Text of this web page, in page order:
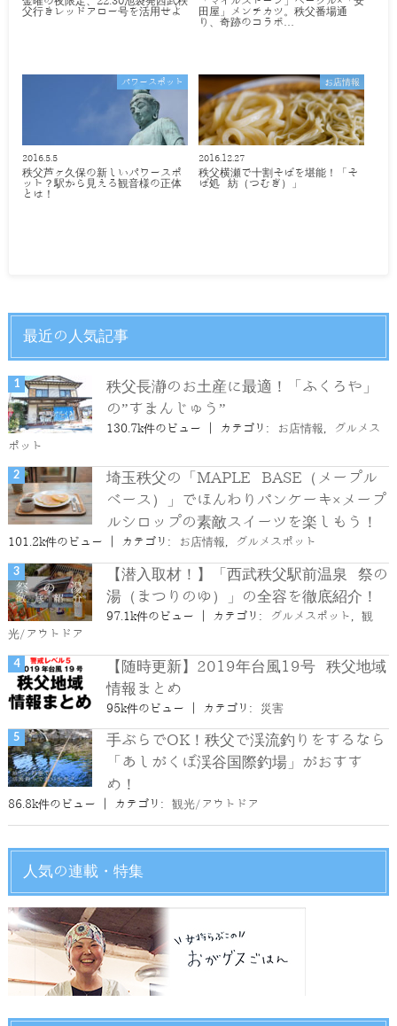
父行きレッドアロー号を活用せよ
田屋」メンチカツ。秩父番場通
り、奇跡のコラボ…
パワースポット
2016.5.5
秩父芦ヶ久保の新しいパワースポ
ット？駅から見える観音様の正体
とは！
お店情報
2016.12.27
秩父横瀬で十割そばを堪能！「そ
ば処 紡（つむぎ）」
最近の人気記事
秩父長瀞のお土産に最適！「ふくろや」
の”すまんじゅう”
130.7k件のビュー カテゴリ: お店情報
グルメス
ポット
埼玉秩父の「MAPLE BASE（メープル
ベース）」でほんわりパンケーキ×メープ
ルシロップの素敵スイーツを楽しもう！
101.2k件のビュー カテゴリ: お店情報, グルメスポット
【潜入取材！】「西武秩父駅前温泉 祭の
湯（まつりのゆ）」の全容を徹底紹介！
97.1k件のビュー カテゴリ: グルメスポット , 観
光/アウトドア
【随時更新】2019年台風19号 秩父地域
情報まとめ
95k件のビュー カテゴリ: 災害
手ぶらでOK！秩父で渓流釣りをするなら
「あしがくぼ渓谷国際釣場」がおすす
め！
86.8k件のビュー カテゴリ: 観光/アウトドア
人気の連載・特集